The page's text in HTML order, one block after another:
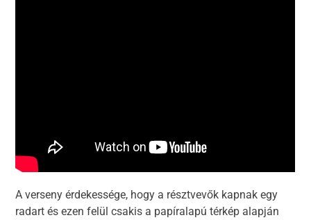
A verseny érdekessége, hogy a résztvevők kapnak egy
radart és ezen felül csakis a papíralapú térkép alapján